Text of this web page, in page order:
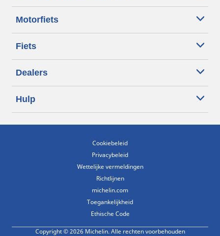
Motorfiets
Fiets
Dealers
Hulp
Cookiebeleid
Privacybeleid
Wettelijke vermeldingen
Richtlijnen
michelin.com
Toegankelijkheid
Ethische Code
Copyright © 2026 Michelin. Alle rechten voorbehouden